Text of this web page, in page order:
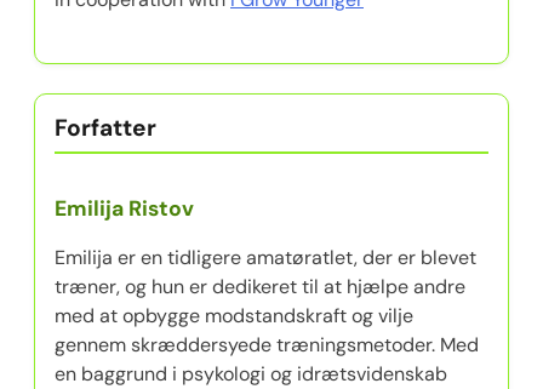
Forfatter
Emilija Ristov
Emilija er en tidligere amatøratlet, der er blevet
træner, og hun er dedikeret til at hjælpe andre
med at opbygge modstandskraft og vilje
gennem skræddersyede træningsmetoder. Med
en baggrund i psykologi og idrætsvidenskab